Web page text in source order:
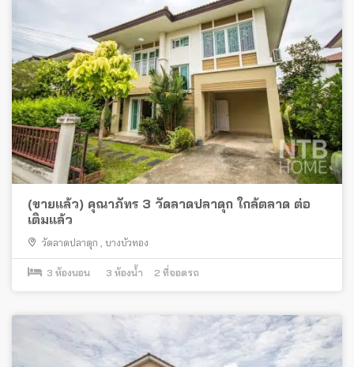
(ขายแล้ว) คุณาภัทร 3 วัดลาดปลาดุก ใกล้ตลาด ต่อ
เติมแล้ว
วัดลาดปลาดุก บางบัวทอง
3 ห้องนอน 3 ห้องน้ำ 2 ที่จอดรถ